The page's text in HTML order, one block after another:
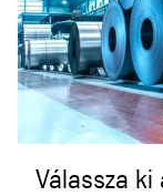
Válassza ki